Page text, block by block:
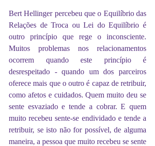
Bert Hellinger percebeu que o Equilíbrio das
Relações de Troca ou Lei do Equilíbrio é
outro princípio que rege o inconsciente.
Muitos problemas nos relacionamentos
ocorrem quando este princípio é
desrespeitado - quando um dos parceiros
oferece mais que o outro é capaz de retribuir,
como afetos e cuidados. Quem muito deu se
sente esvaziado e tende a cobrar. E quem
muito recebeu sente-se endividado e tende a
retribuir, se isto não for possível, de alguma
maneira, a pessoa que muito recebeu se sente